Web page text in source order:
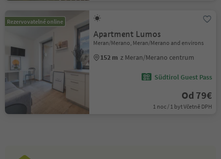
Rezervovatelné online
Apartment Lumos
Meran/Merano, Meran/Merano and environs
152 m z Meran/Merano centrum
Südtirol Guest Pass
Od 79€
1 noc / 1 byt Včetně DPH